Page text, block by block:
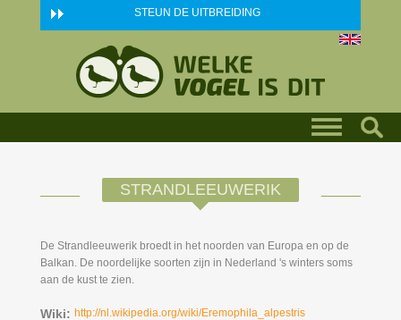
Skip to main content STEUN DE UITBREIDING
STRANDLEEUWERIK
De Strandleeuwerik broedt in het noorden van Europa en op de
Balkan. De noordelijke soorten zijn in Nederland 's winters soms
aan de kust te zien.
Wiki: http://nl.wikipedia.org/wiki/Eremophila_alpestris